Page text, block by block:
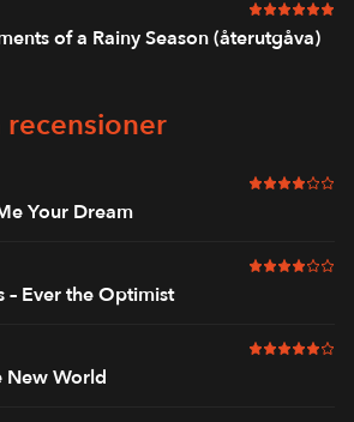
6 av 6 i
of a Rainy Season (återutgåva)
recensioner
4 av 6 i
Your Dream
4 av 6 i
– Ever the Optimist
5 av 6 i
New World